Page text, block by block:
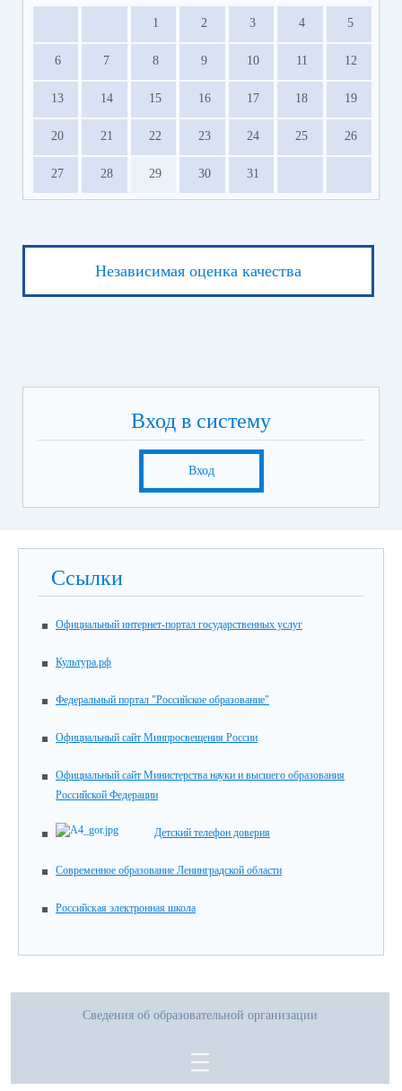
1 2 3 4 5
6 7 8 9 10 11 12
13 14 15 16 17 18 19
20 21 22 23 24 25 26
27 28 29 30 31
Независимая оценка качества
Вход в систему
Вход
Ссылки
Официальный интернет-портал государственных услуг
Культура.рф
Федеральный портал "Российское образование"
Официальный сайт Минпросвещения России
Официальный сайт Министерства науки и высшего образования
Российской Федерации
Детский телефон доверия
Современное образование Ленинградской области
Российская электронная школа
Сведения об образовательной организации